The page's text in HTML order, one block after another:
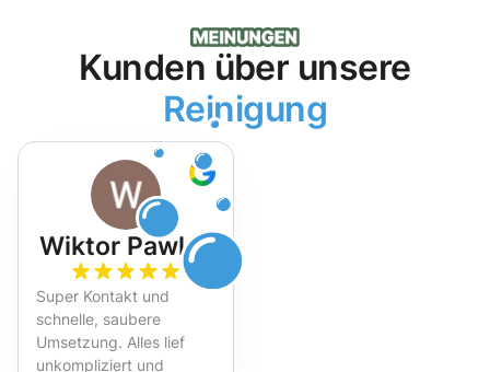
Kunden über unsere
Reinigung
Wiktor Pawlak
Super Kontakt und
schnelle, saubere
Umsetzung. Alles lief
unkompliziert und